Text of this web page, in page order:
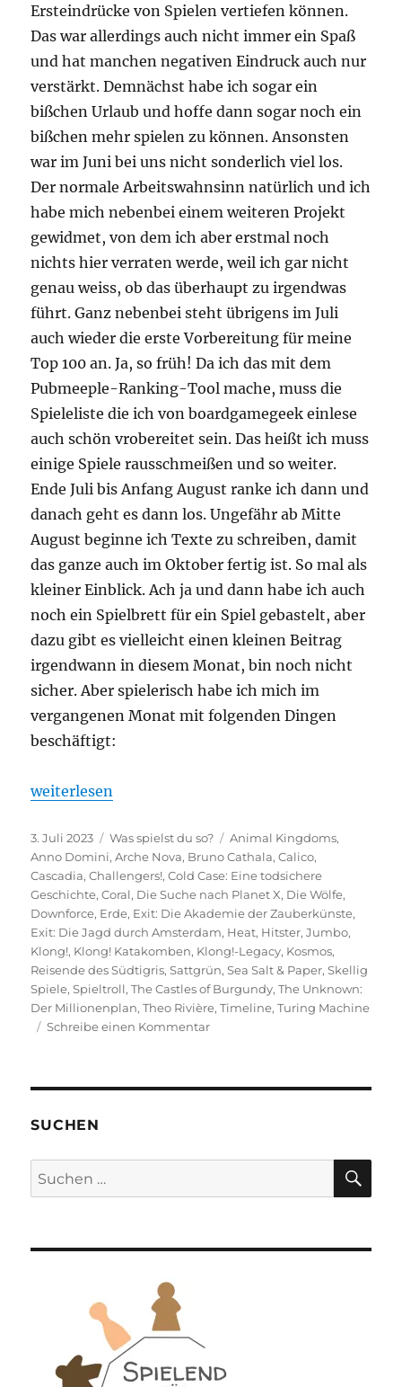
Ersteindrücke von Spielen vertiefen können.
Das war allerdings auch nicht immer ein Spaß
und hat manchen negativen Eindruck auch nur
verstärkt. Demnächst habe ich sogar ein
bißchen Urlaub und hoffe dann sogar noch ein
bißchen mehr spielen zu können. Ansonsten
war im Juni bei uns nicht sonderlich viel los.
Der normale Arbeitswahnsinn natürlich und ich
habe mich nebenbei einem weiteren Projekt
gewidmet, von dem ich aber erstmal noch
nichts hier verraten werde, weil ich gar nicht
genau weiss, ob das überhaupt zu irgendwas
führt. Ganz nebenbei steht übrigens im Juli
auch wieder die erste Vorbereitung für meine
Top 100 an. Ja, so früh! Da ich das mit dem
Pubmeeple-Ranking-Tool mache, muss die
Spieleliste die ich von boardgamegeek einlese
auch schön vrobereitet sein. Das heißt ich muss
einige Spiele rausschmeißen und so weiter.
Ende Juli bis Anfang August ranke ich dann und
danach geht es dann los. Ungefähr ab Mitte
August beginne ich Texte zu schreiben, damit
das ganze auch im Oktober fertig ist. So mal als
kleiner Einblick. Ach ja und dann habe ich auch
noch ein Spielbrett für ein Spiel gebastelt, aber
dazu gibt es vielleicht einen kleinen Beitrag
irgendwann in diesem Monat, bin noch nicht
sicher. Aber spielerisch habe ich mich im
vergangenen Monat mit folgenden Dingen
beschäftigt:
„Was spielst du so? – Juni 2023“
weiterlesen
Veröffentlicht
am
3. Juli 2023 Kategorien
Was spielst du so? Schlagwörter
Animal Kingdoms,
Anno Domini,Arche Nova, Bruno Cathala,Calico,
Cascadia,Challengers!,Cold Case: Eine todsichere
Geschichte,Coral, Die Suche nach Planet X, Die Wölfe,
Downforce, Erde, Exit: Die Akademie der Zauberkünste,
Exit: Die Jagd durch Amsterdam, Heat, Hitster,Jumbo,
Klong!, Klong! Katakomben, Klong!-Legacy, Kosmos,
Reisende des Südtigris,Sattgrün,Sea Salt & Paper,Skellig
Spiele,Spieltroll,The Castles of Burgundy,The Unknown:
Der Millionenplan,Theo Rivière,Timeline,Turing Machine
Schreibe einen Kommentarzu
2023
SUCHEN
Suchen
nach: